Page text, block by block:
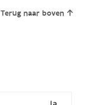
Terug naar boven